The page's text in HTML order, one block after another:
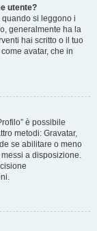
utente?
si leggono i
generalmente ha la
hai scritto o il tuo
avatar, che in
è possibile
metodi: Gravatar,
se abilitare o meno
a disposizione.